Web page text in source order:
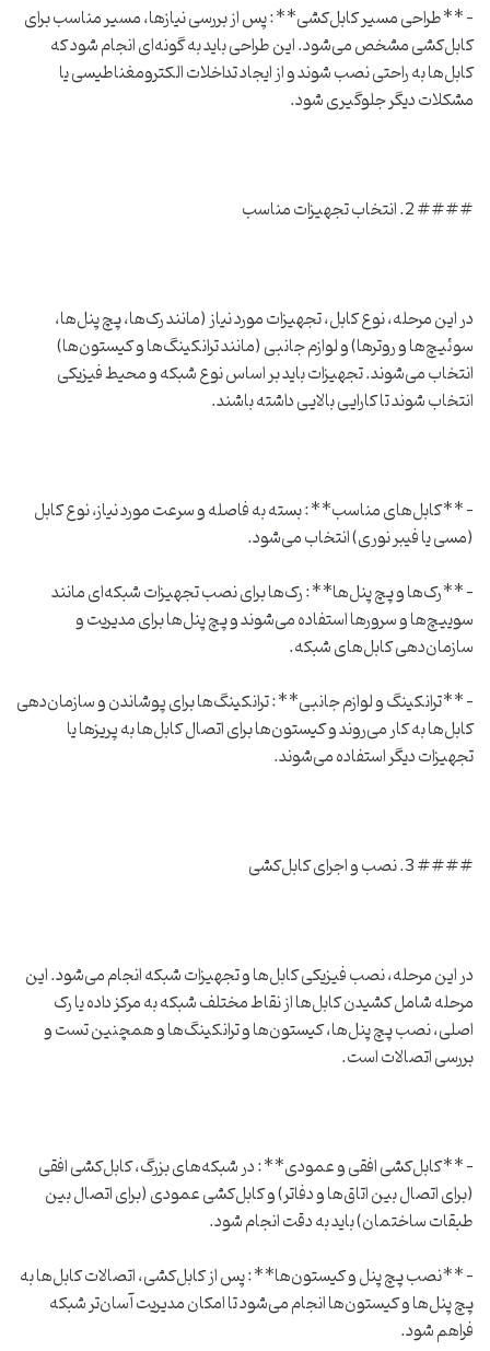
– **طراحی مسیر کابل‌کشی**: پس از بررسی نیازها، مسیر مناسب برای
کابل‌کشی مشخص می‌شود. این طراحی باید به گونه‌ای انجام شود که
کابل‌ها به راحتی نصب شوند و از ایجاد تداخلات الکترومغناطیسی یا
مشکلات دیگر جلوگیری شود.
#### 2. انتخاب تجهیزات مناسب
در این مرحله، نوع کابل، تجهیزات مورد نیاز (مانند رک‌ها، پچ پنل‌ها،
سوئیچ‌ها و روترها) و لوازم جانبی (مانند ترانکینگ‌ها و کیستون‌ها)
انتخاب می‌شوند. تجهیزات باید بر اساس نوع شبکه و محیط فیزیکی
انتخاب شوند تا کارایی بالایی داشته باشند.
– **کابل‌های مناسب**: بسته به فاصله و سرعت مورد نیاز، نوع کابل
(مسی یا فیبر نوری) انتخاب می‌شود.
– **رک‌ها و پچ پنل‌ها**: رک‌ها برای نصب تجهیزات شبکه‌ای مانند
سوییچ‌ها و سرورها استفاده می‌شوند و پچ پنل‌ها برای مدیریت و
سازمان‌دهی کابل‌های شبکه.
– **ترانکینگ و لوازم جانبی**: ترانکینگ‌ها برای پوشاندن و سازمان‌دهی
کابل‌ها به کار می‌روند و کیستون‌ها برای اتصال کابل‌ها به پریزها یا
تجهیزات دیگر استفاده می‌شوند.
#### 3. نصب و اجرای کابل‌کشی
در این مرحله، نصب فیزیکی کابل‌ها و تجهیزات شبکه انجام می‌شود. این
مرحله شامل کشیدن کابل‌ها از نقاط مختلف شبکه به مرکز داده یا رک
اصلی، نصب پچ پنل‌ها، کیستون‌ها و ترانکینگ‌ها و همچنین تست و
بررسی اتصالات است.
– **کابل‌کشی افقی و عمودی**: در شبکه‌های بزرگ، کابل‌کشی افقی
(برای اتصال بین اتاق‌ها و دفاتر) و کابل‌کشی عمودی (برای اتصال بین
طبقات ساختمان) باید به دقت انجام شود.
– **نصب پچ پنل و کیستون‌ها**: پس از کابل‌کشی، اتصالات کابل‌ها به
پچ پنل‌ها و کیستون‌ها انجام می‌شود تا امکان مدیریت آسان‌تر شبکه
فراهم شود.